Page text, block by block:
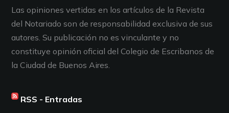
Las opiniones vertidas en los artículos de la Revista
del Notariado son de responsabilidad exclusiva de sus
autores. Su publicación no es vinculante y no
constituye opinión oficial del Colegio de Escribanos de
la Ciudad de Buenos Aires.
RSS - Entradas